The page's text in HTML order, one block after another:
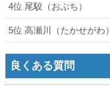
4位 尾駮（おぶち）
5位 高瀬川（たかせがわ）
良くある質問